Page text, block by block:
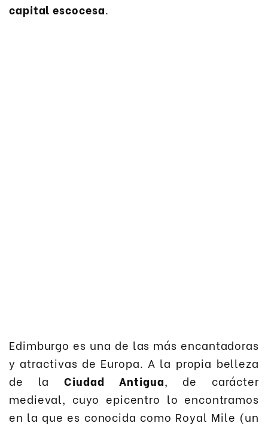
capital escocesa.
Edimburgo es una de las más encantadoras
y atractivas de Europa. A la propia belleza
de laCiudad Antigua, de carácter
medieval, cuyo epicentro lo encontramos
en la que es conocida como Royal Mile (un